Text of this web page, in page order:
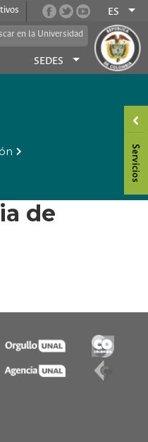
ES
SEDES
de